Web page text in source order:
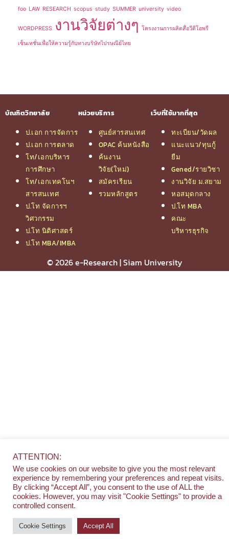
foo LAW RESEARCH scopus study SUMMER university video
WORDPRESS งานวิจัยต่างๆ โครงงานการผลิตสื่อวีดีโอพรี
เซ็นเทชั่นเพื่อให้ความรู้กับทางบริษัทไปรษณีย์ไทย
บัณฑิตวิทยาลัย
ป.เอก การจัดการ
ป.เอก การตลาด
โท/เอกบริหาร
การศึกษา
โท/เอกเทคโนฯ
สารสนเทศ
ป.โท จัดการฯ
วิศวกรรม
ป.โท นิติศาสตร์
ป.โท MBA/IMBA
หน่วยบริการ
ศูนย์สารสนเทศ
OPAC ค้นหนังสือ
ค้นงาน
วิจัย(ใหม่)
สมัครเรียน
รวมหลักสูตร
เว็บที่ใช้มากที่สุด
ทะเบียน/วัดผล
แนะแนว/ทุนกู้
ยืม
Gened/รายวิชา
งานวิจัย ม.สยาม
หอสมุดกลาง
ป.โท MBA
คณะ
บริหารธุรกิจ
© 2026 e-Research | Siam University
ATTENTION:
We use cookies on our website to give you the most relevant
experience by remembering your preferences and repeat visits.
By clicking “Accept All”, you consent to the use of ALL the
cookies. However, you may visit "Cookie Settings" to provide a
controlled consent.
Cookie Settings Accept All